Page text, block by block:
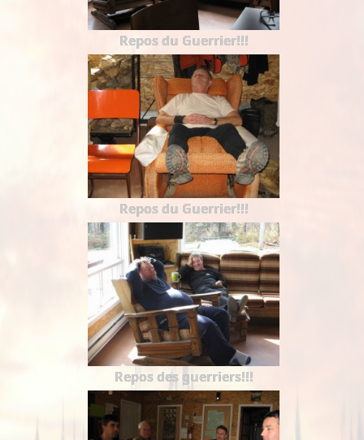
Repos du Guerrier!!!
Repos du Guerrier!!!
Repos des guerriers!!!